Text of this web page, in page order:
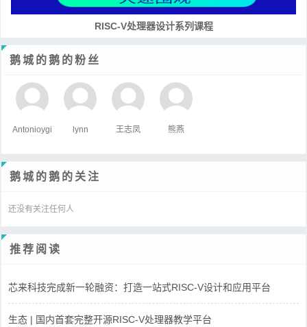
RISC-V处理器设计系列课程
鹅城的鹅的粉丝
Antonioygi lynn 王志凤 熊燕
鹅城的鹅的关注
还没有关注任何人
推荐阅读
芯来科技完成新一轮融资：打造一站式RISC-V设计和应用平台
生态 | 国内首套完整开源RISC-V处理器教学平台